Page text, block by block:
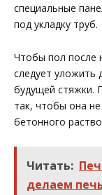
специальные
под укладку труб.
Чтобы пол после
следует
будущей стяжки.
так, чтобы она
бетонного
Читать:
делаем